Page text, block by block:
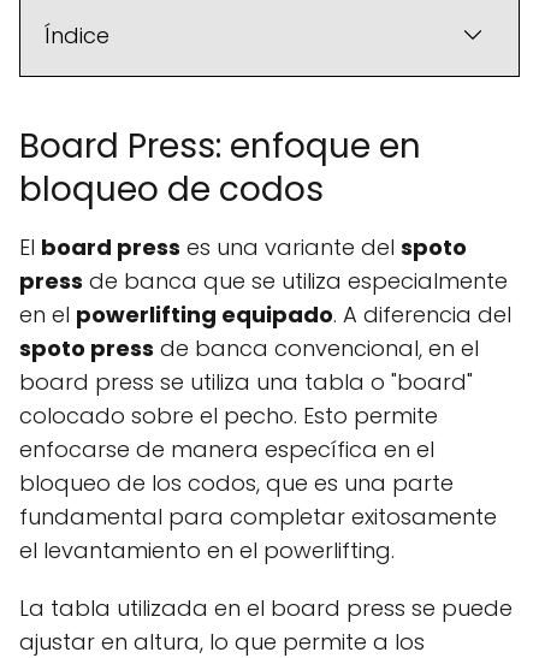
Índice
Board Press: enfoque en
bloqueo de codos
El board press es una variante del spoto
press de banca que se utiliza especialmente
en el powerlifting equipado. A diferencia del
spoto press de banca convencional, en el
board press se utiliza una tabla o "board"
colocado sobre el pecho. Esto permite
enfocarse de manera específica en el
bloqueo de los codos, que es una parte
fundamental para completar exitosamente
el levantamiento en el powerlifting.
La tabla utilizada en el board press se puede
ajustar en altura, lo que permite a los